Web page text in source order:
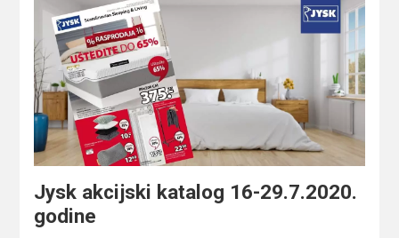
Jysk akcijski katalog 16-29.7.2020.
godine